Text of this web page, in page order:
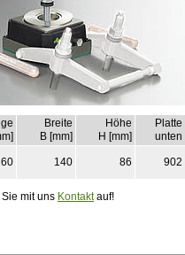
Breite
B [mm]
Höhe
H [mm]
Platte
unten
140 86 902
mit uns Kontaktauf!